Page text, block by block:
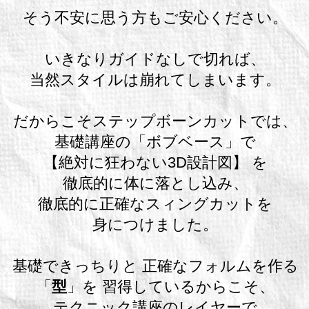
そう不安に思う方もご安心ください。
いきなりガイドなしで切れば、
当然スタイルは崩れてしまいます。
だからこそステップボーンカットでは、
基礎講座の「ボブベース」で
【絶対に狂わない3D設計図】 を
徹底的に体に落とし込み、
徹底的に正確なスィングカットを
身につけました。
基礎できっちりと 正確なフォルムを作る
「型 」を 習得しているからこそ、